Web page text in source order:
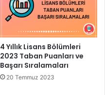
4 Yıllık Lisans Bölümleri
2023 Taban Puanları ve
Başarı Sıralamaları
20 Temmuz 2023